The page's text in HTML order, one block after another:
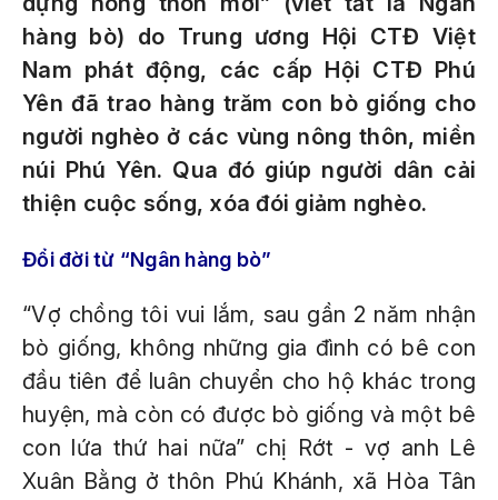
hàng bò) do Trung ương Hội CTĐ Việt
Nam phát động, các cấp Hội CTĐ Phú
Yên đã trao hàng trăm con bò giống cho
người nghèo ở các vùng nông thôn, miền
núi Phú Yên. Qua đó giúp người dân cải
thiện cuộc sống, xóa đói giảm nghèo.
Đổi đời từ “Ngân hàng bò”
“Vợ chồng tôi vui lắm, sau gần 2 năm nhận
bò giống, không những gia đình có bê con
đầu tiên để luân chuyển cho hộ khác trong
huyện, mà còn có được bò giống và một bê
con lứa thứ hai nữa” chị Rớt - vợ anh Lê
Xuân Bằng ở thôn Phú Khánh, xã Hòa Tân